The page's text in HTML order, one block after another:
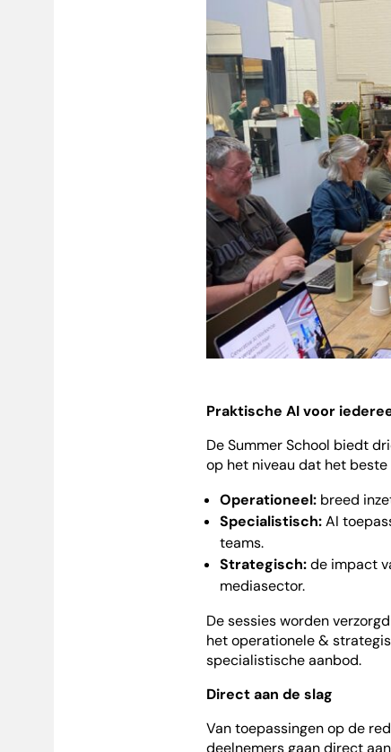
Praktische AI voor
De Summer School biedt
op het niveau dat het beste
Operationeel: breed
Specialistisch:AI
teams.
Strategisch:de impact
mediasector.
De sessies worden
het operationele &
specialistische aanbod.
Direct aan de slag
Van toepassingen op de